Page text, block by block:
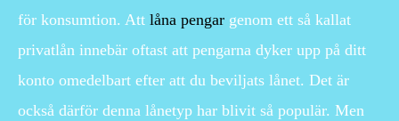
för konsumtion. Att låna pengar genom ett så kallat
privatlån innebär oftast att pengarna dyker upp på ditt
konto omedelbart efter att du beviljats lånet. Det är
också därför denna lånetyp har blivit så populär. Men